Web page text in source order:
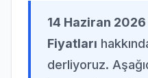
14 Haziran 2026
Fiyatları
derliyoruz.